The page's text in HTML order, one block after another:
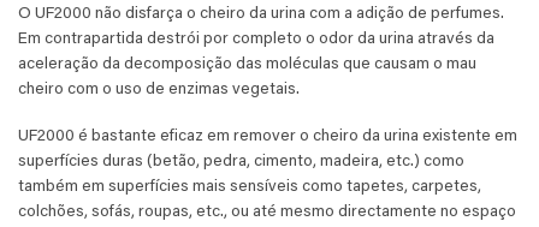
O UF2000 não disfarça o cheiro da urina com a adição de perfumes.
Em contrapartida destrói por completo o odor da urina através da
aceleração da decomposição das moléculas que causam o mau
cheiro com o uso de enzimas vegetais.
UF2000 é bastante eficaz em remover o cheiro da urina existente em
superfícies duras (betão, pedra, cimento, madeira, etc.) como
também em superfícies mais sensíveis como tapetes, carpetes,
colchões, sofás, roupas, etc., ou até mesmo directamente no espaço